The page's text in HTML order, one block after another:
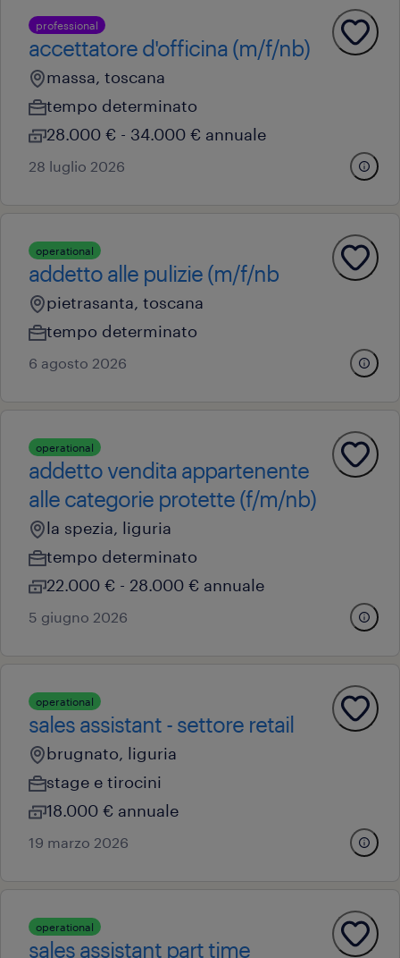
professional
accettatore d'officina (m/f/nb)
massa, toscana
tempo determinato
28.000 € - 34.000 € annuale
28 luglio 2026
operational
addetto alle pulizie (m/f/nb
pietrasanta, toscana
tempo determinato
6 agosto 2026
operational
addetto vendita appartenente
alle categorie protette (f/m/nb)
la spezia, liguria
tempo determinato
22.000 € - 28.000 € annuale
5 giugno 2026
operational
sales assistant - settore retail
brugnato, liguria
stage e tirocini
18.000 € annuale
19 marzo 2026
operational
sales assistant part time